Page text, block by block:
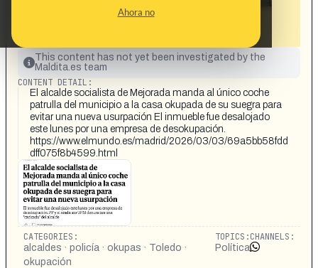
Ahora no
de su suegra para evitar una nueva
This content has not yet been investigated by the
Maldita.es team
CONTENT DETAIL:
El alcalde socialista de Mejorada manda al único coche
patrulla del municipio a la casa okupada de su suegra para
evitar una nueva usurpación El inmueble fue desalojado
este lunes por una empresa de desokupación.
https://www.elmundo.es/madrid/2026/03/03/69a5bb58fdd
dff075f8b4599.html
CATEGORIES:
alcaldes · policía · okupas · Toledo ·
okupación
TOPICS:
Política
CHANNELS: